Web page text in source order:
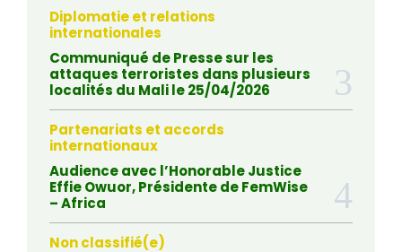
Diplomatie et relations
internationales
Communiqué de Presse sur les
attaques terroristes dans plusieurs
localités du Mali le 25/04/2026
Partenariats et accords
internationaux
Audience avec l’Honorable Justice
Effie Owuor, Présidente de FemWise
– Africa
Non classifié(e)